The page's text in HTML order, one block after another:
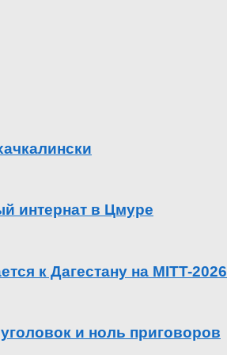
интернат в Цмуре
к Дагестану на MITT-2026
и ноль приговоров